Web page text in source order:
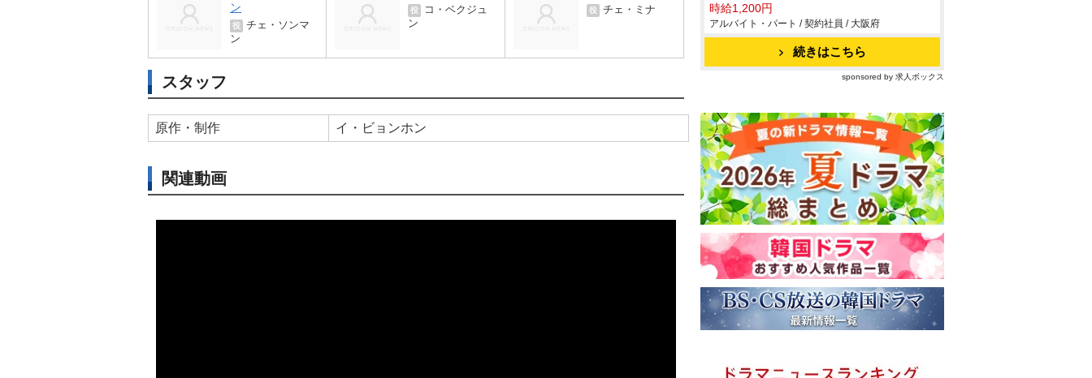
ン
役
チェ・ソンマ
ン
役
コ・ベクジュ
ン
役 チェ・ミナ
スタッフ
原作・制作 イ・ビョンホン
関連動画
時給1,200円
アルバイト・パート / 契約社員 / 大阪府
続きはこちら
sponsored by 求人ボックス